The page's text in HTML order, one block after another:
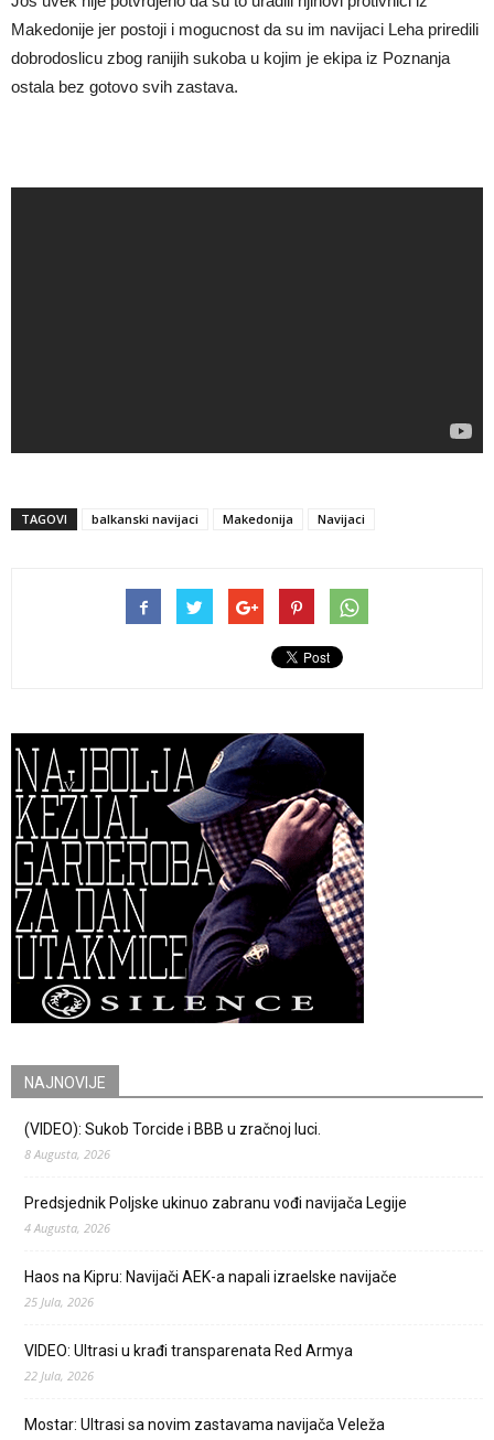
Makedonije jer postoji i mogucnost da su im navijaci Leha priredili
dobrodoslicu zbog ranijih sukoba u kojim je ekipa iz Poznanja
ostala bez gotovo svih zastava.
TAGOVI balkanski navijaci Makedonija Navijaci
NAJNOVIJE
(VIDEO): Sukob Torcide i BBB u zračnoj luci.
8 Augusta, 2026
Predsjednik Poljske ukinuo zabranu vođi navijača Legije
4 Augusta, 2026
Haos na Kipru: Navijači AEK-a napali izraelske navijače
25 Jula, 2026
VIDEO: Ultrasi u krađi transparenata Red Armya
22 Jula, 2026
Mostar: Ultrasi sa novim zastavama navijača Veleža